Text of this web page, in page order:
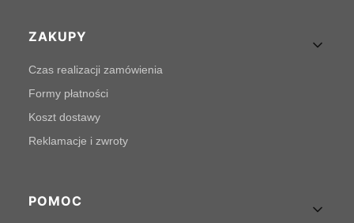
Linki w stopce
ZAKUPY
Czas realizacji zamówienia
Formy płatności
Koszt dostawy
Reklamacje i zwroty
POMOC